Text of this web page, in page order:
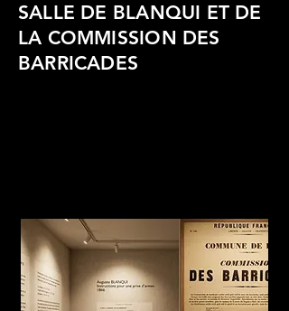
SALLE DE BLANQUI ET DE
LA COMMISSION DES
BARRICADES